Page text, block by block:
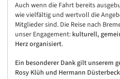
Auch wenn die Fahrt bereits
wie vielfältig und wertvoll die
Mitglieder sind. Die Reise nach
unser Engagement: kulturell,
Herz organisiert.
Ein besonderer Dank gilt unserem
Rosy Klüh und Hermann